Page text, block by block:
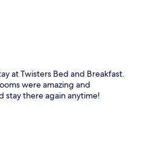
at Twisters Bed and Breakfast.
were amazing and
stay there again anytime!